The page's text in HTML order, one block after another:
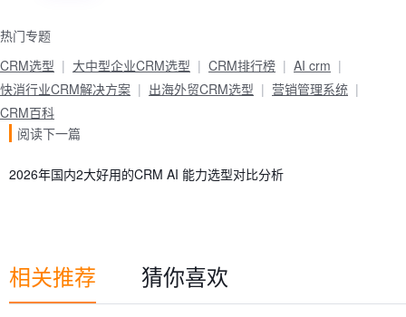
热门专题
CRM选型
大中型企业CRM选型 CRM排行榜
AI crm
快消行业CRM解决方案
出海外贸CRM选型
营销管理系统
CRM百科
阅读下一篇
2026年国内2大好用的CRM AI 能力选型对比分析
相关推荐 猜你喜欢